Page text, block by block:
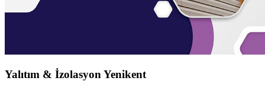
Yalıtım & İzolasyon Yenikent